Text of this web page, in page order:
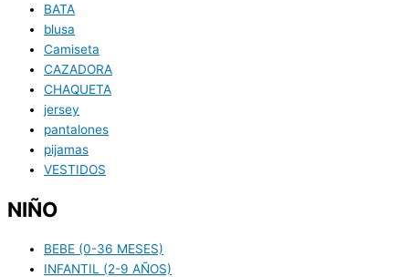
BATA
blusa
Camiseta
CAZADORA
CHAQUETA
jersey
pantalones
pijamas
VESTIDOS
NIÑO
BEBE (0-36 MESES)
INFANTIL (2-9 AÑOS)